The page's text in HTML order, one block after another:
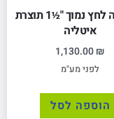
משאבה לחץ נמוך "½1 תוצרת
איטליה
1,130.00₪
לפני מע"מ
הוספה לסל